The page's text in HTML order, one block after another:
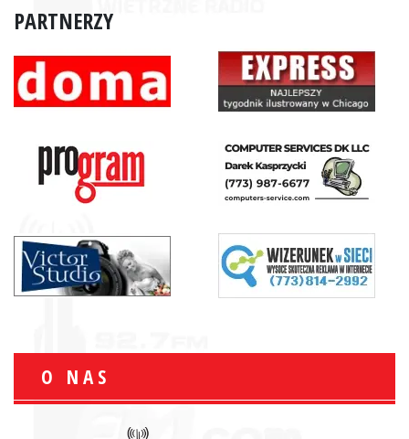
PARTNERZY
O NAS